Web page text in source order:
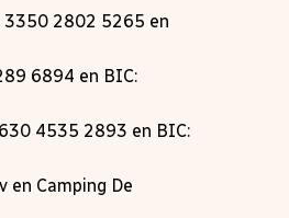
3350 2802 5265 en
6894 en BIC:
4535 2893 en BIC:
en Camping De